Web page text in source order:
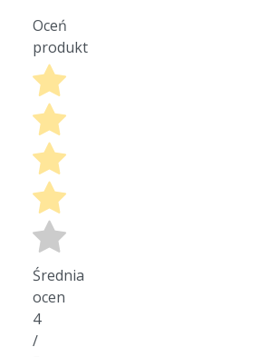
Oceń
produkt
Średnia
ocen
4
/